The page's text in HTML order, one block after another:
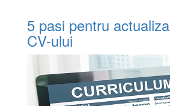
5 pasi pentru
CV-ului